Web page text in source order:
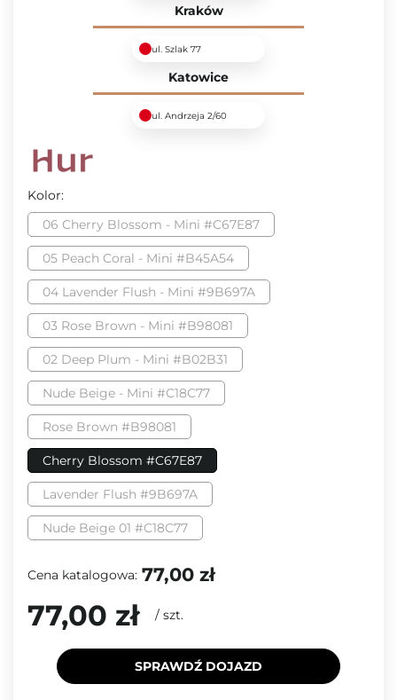
Kraków
ul. Szlak 77
Katowice
ul. Andrzeja 2/60
Kolor:
06 Cherry Blossom - Mini #C67E87
05 Peach Coral - Mini #B45A54
04 Lavender Flush - Mini #9B697A
03 Rose Brown - Mini #B98081
02 Deep Plum - Mini #B02B31
Nude Beige - Mini #C18C77
Rose Brown #B98081
Cherry Blossom #C67E87
Lavender Flush #9B697A
Nude Beige 01 #C18C77
Cena katalogowa: 77,00 zł
77,00 zł / szt.
SPRAWDŹ DOJAZD